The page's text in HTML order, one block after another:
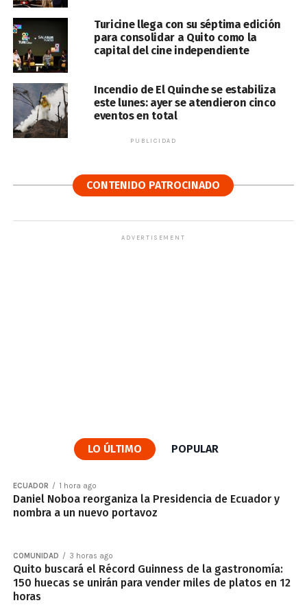
Turicine llega con su séptima edición
para consolidar a Quito como la
capital del cine independiente
Incendio de El Quinche se estabiliza
este lunes: ayer se atendieron cinco
eventos en total
PUBLICIDAD
CONTENIDO PATROCINADO
ADVERTISEMENT
LO ÚLTIMO POPULAR
ECUADOR 1 hora ago
Daniel Noboa reorganiza la Presidencia de Ecuador y
nombra a un nuevo portavoz
COMUNIDAD 3 horas ago
Quito buscará el Récord Guinness de la gastronomía:
150 huecas se unirán para vender miles de platos en 12
horas